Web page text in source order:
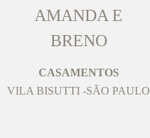
AMANDA E
BRENO
CASAMENTOS
VILA BISUTTI -SÃO PAULO